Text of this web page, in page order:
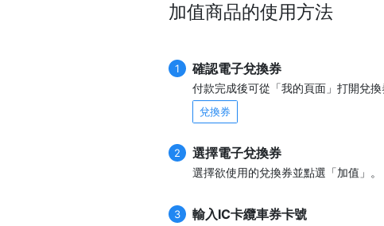
加值商品的使用方法
1 確認電子兌換券
付款完成後可從「我的頁面」打開兌換
兌換券
2 選擇電子兌換券
選擇欲使用的兌換券並點選「加值」。
3 輸入IC卡纜車券卡號